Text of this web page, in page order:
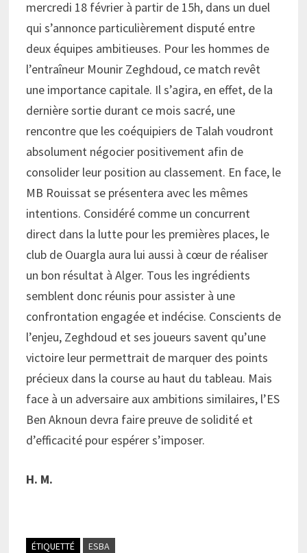
mercredi 18 février à partir de 15h, dans un duel
qui s’annonce particulièrement disputé entre
deux équipes ambitieuses. Pour les hommes de
l’entraîneur Mounir Zeghdoud, ce match revêt
une importance capitale. Il s’agira, en effet, de la
dernière sortie durant ce mois sacré, une
rencontre que les coéquipiers de Talah voudront
absolument négocier positivement afin de
consolider leur position au classement. En face, le
MB Rouissat se présentera avec les mêmes
intentions. Considéré comme un concurrent
direct dans la lutte pour les premières places, le
club de Ouargla aura lui aussi à cœur de réaliser
un bon résultat à Alger. Tous les ingrédients
semblent donc réunis pour assister à une
confrontation engagée et indécise. Conscients de
l’enjeu, Zeghdoud et ses joueurs savent qu’une
victoire leur permettrait de marquer des points
précieux dans la course au haut du tableau. Mais
face à un adversaire aux ambitions similaires, l’ES
Ben Aknoun devra faire preuve de solidité et
d’efficacité pour espérer s’imposer.
H. M.
ÉTIQUETTÉ ESBA